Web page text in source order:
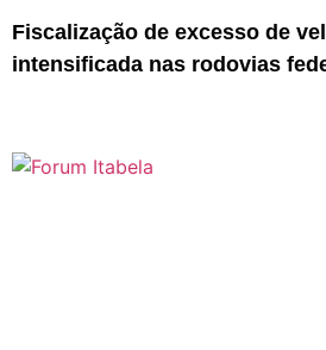
Fiscalização de excesso de
intensificada nas rodovias